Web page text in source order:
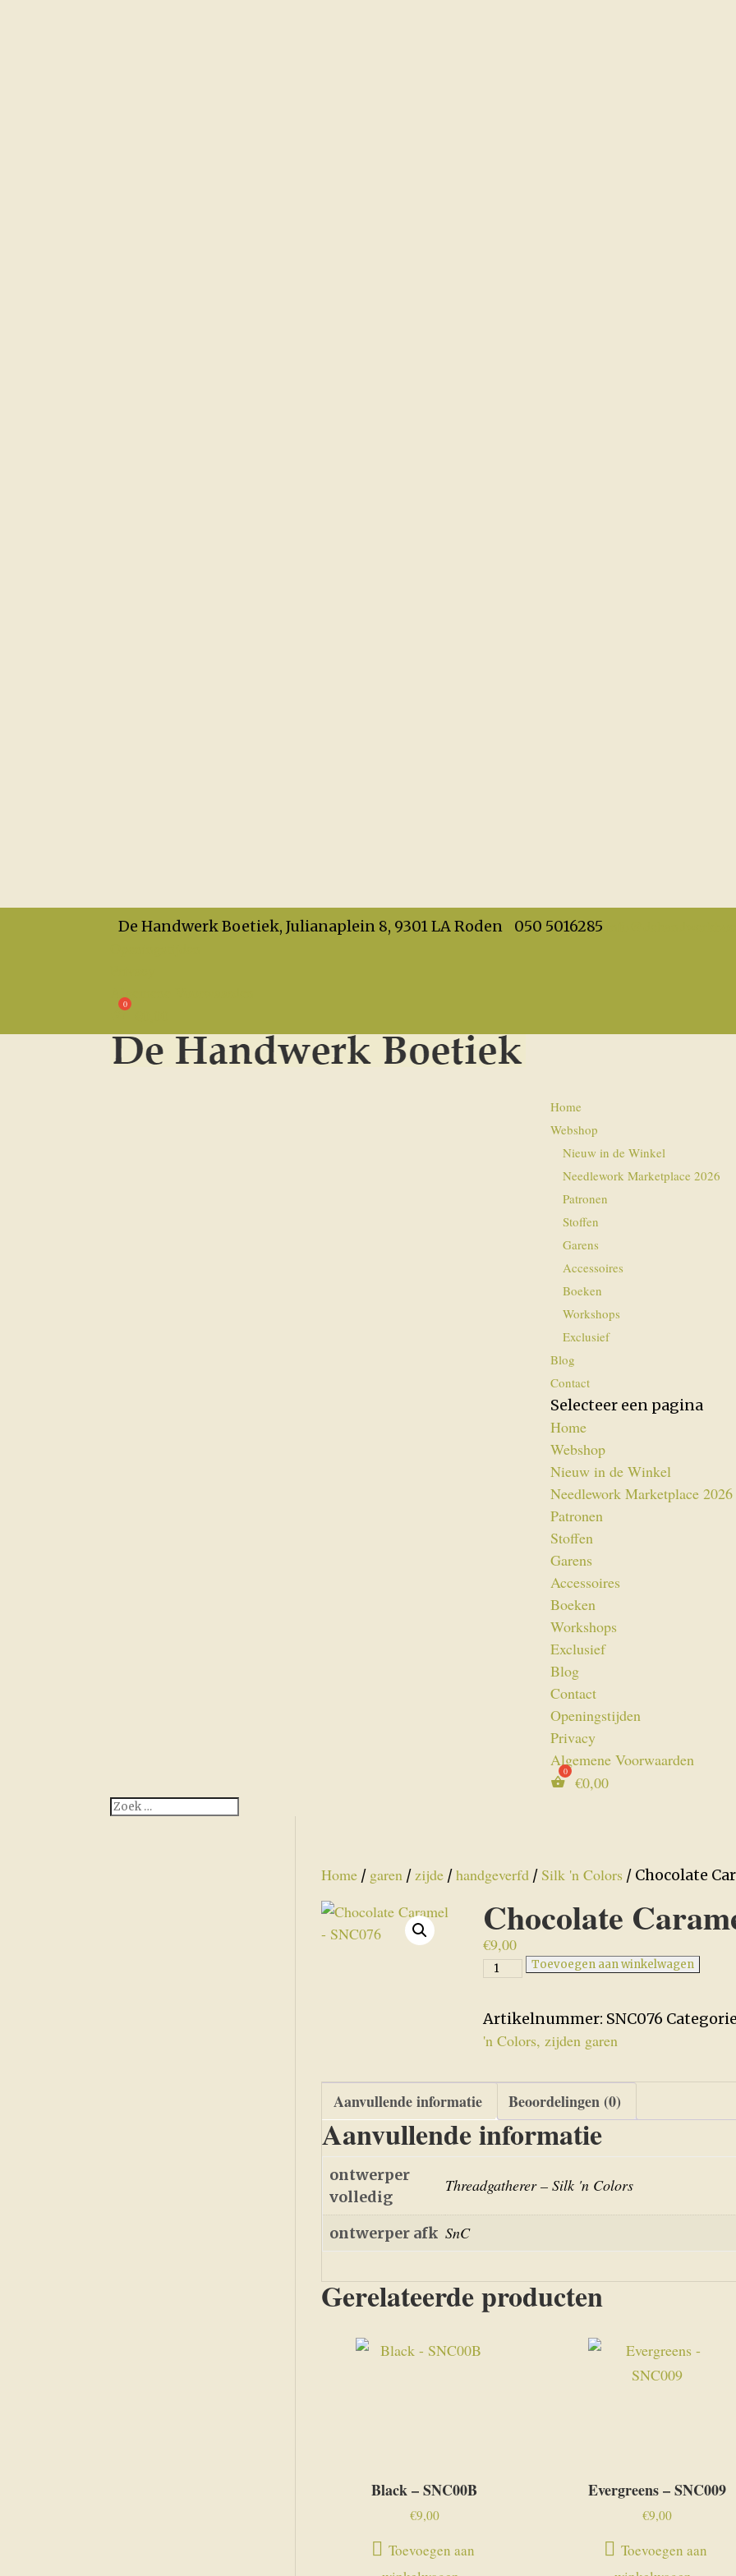
De Handwerk Boetiek, Julianaplein 8, 9301 LA Roden 050 5016285
Algemene Voorwaarden
Home
Webshop
Nieuw in de Winkel
Needlework Marketplace 2026
Patronen
Stoffen
Garens
Accessoires
Boeken
Workshops
Exclusief
Blog
Contact
Selecteer een pagina
Home
Webshop
Nieuw in de Winkel
Needlework Marketplace 2026
Patronen
Stoffen
Garens
Accessoires
Boeken
Workshops
Exclusief
Blog
Contact
Openingstijden
Privacy
Algemene Voorwaarden
€0,00
Home / garen /zijde /handgeverfd / Silk 'n Colors / Chocolate
Chocolate
€9,00
Chocolate
-
SNC076
Toevoegen aan winkelwagen
Artikelnummer: SNC076
'n Colors, zijden garen
Aanvullende informatie Beoordelingen (0)
Aanvullende informatie
ontwerper
volledig
Threadgatherer – Silk 'n Colors
ontwerper afk SnC
Gerelateerde producten
Black – SNC00B
€9,00
Toevoegen aan
Evergreens – SNC009
€9,00
Toevoegen aan